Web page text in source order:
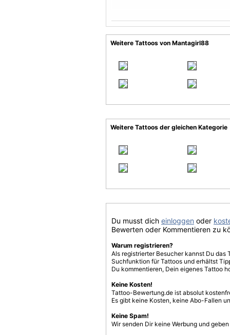
Weitere Tattoos von Mantagirl88
Weitere Tattoos der gleichen Kategorie
Du musst dich einloggen oder
Bewerten oder Kommentieren zu
Warum registrieren?
Als registrierter Besucher kannst Du
Suchfunktion für Tattoos und erhältst
Du kommentieren, Dein eigenes Tattoo
Keine Kosten!
Tattoo-Bewertung.de ist absolut
Es gibt keine Kosten, keine Abo-Fallen
Keine Spam!
Wir senden Dir keine Werbung und